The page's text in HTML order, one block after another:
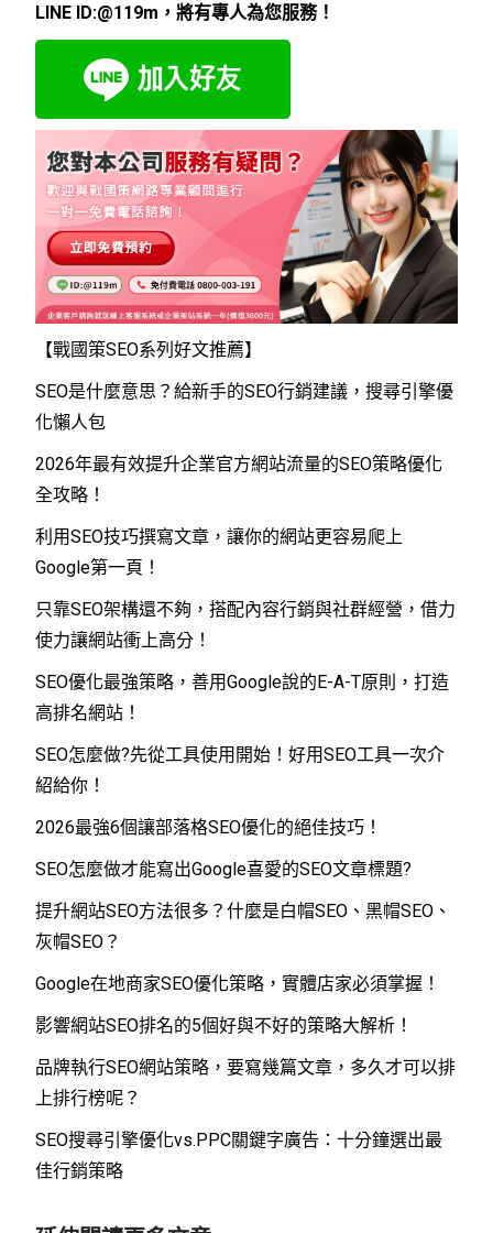
LINE ID:@119m，將有專人為您服務！
【戰國策SEO系列好文推薦】
SEO是什麼意思？給新手的SEO行銷建議，搜尋引擎優
化懶人包
2026年最有效提升企業官方網站流量的SEO策略優化
全攻略！
利用SEO技巧撰寫文章，讓你的網站更容易爬上
Google第一頁！
只靠SEO架構還不夠，搭配內容行銷與社群經營，借力
使力讓網站衝上高分！
SEO優化最強策略，善用Google說的E-A-T原則，打造
高排名網站！
SEO怎麼做?先從工具使用開始！好用SEO工具一次介
紹給你！
2026最強6個讓部落格SEO優化的絕佳技巧！
SEO怎麼做才能寫出Google喜愛的SEO文章標題?
提升網站SEO方法很多？什麼是白帽SEO、黑帽SEO、
灰帽SEO？
Google在地商家SEO優化策略，實體店家必須掌握！
影響網站SEO排名的5個好與不好的策略大解析！
品牌執行SEO網站策略，要寫幾篇文章，多久才可以排
上排行榜呢？
SEO搜尋引擎優化vs.PPC關鍵字廣告：十分鐘選出最
佳行銷策略